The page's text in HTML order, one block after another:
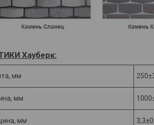
Хауберк:
мм
мм
мм